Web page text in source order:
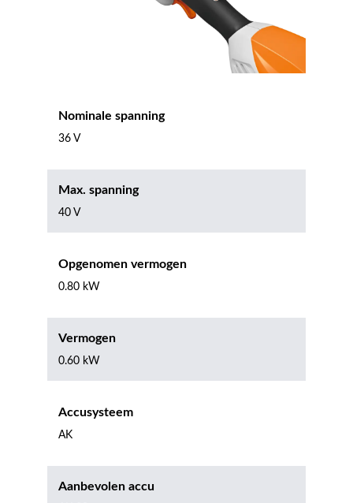
Nominale spanning
36 V
Max. spanning
40 V
Opgenomen vermogen
0.80 kW
Vermogen
0.60 kW
Accusysteem
AK
Aanbevolen accu